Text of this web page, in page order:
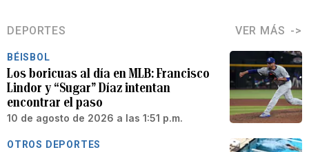
DEPORTES VER MÁS
BÉISBOL
Los boricuas al día en MLB: Francisco
Lindor y “Sugar” Díaz intentan
encontrar el paso
10 de agosto de 2026 a las 1:51 p.m.
OTROS DEPORTES